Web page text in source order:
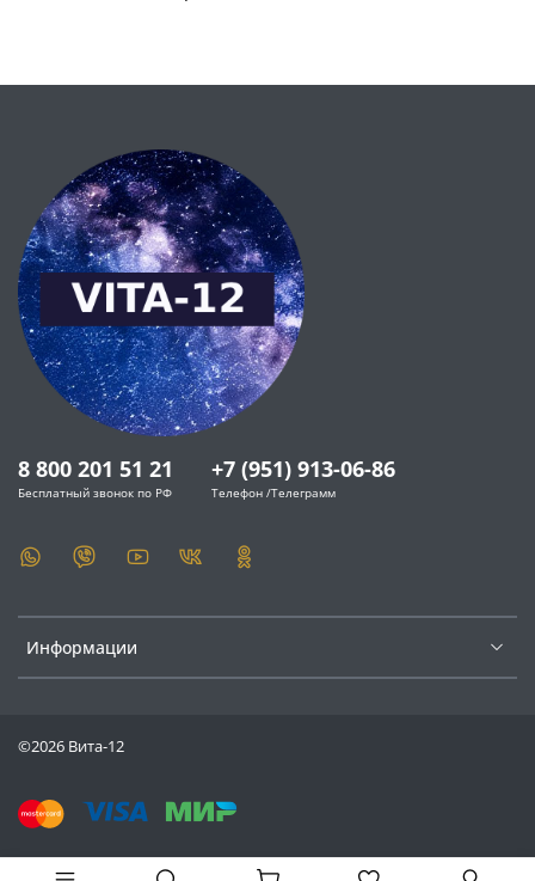
Информации
8 800 201 51 21
Бесплатный звонок по РФ
+7 (951) 913-06-86
Телефон /Телеграмм
©2026 Вита-12